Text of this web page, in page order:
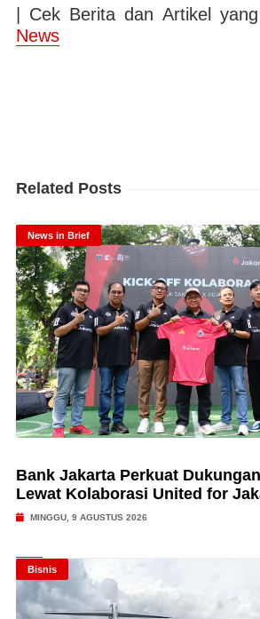
| Cek Berita dan Artikel
News
Related Posts
News in Brief
Bank Jakarta Perkuat
Lewat Kolaborasi United for
MINGGU, 9 AGUSTUS 2026
Bisnis